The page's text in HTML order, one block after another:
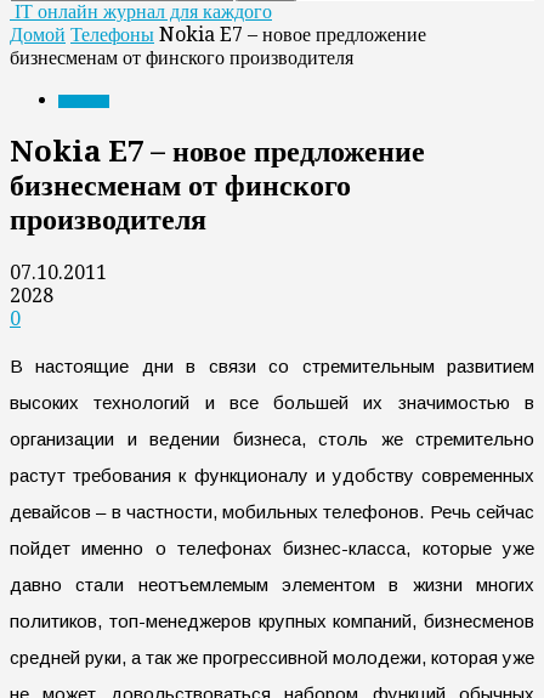
IT онлайн журнал для каждого
Домой Телефоны Nokia E7 – новое предложение
бизнесменам от финского производителя
Nokia E7 – новое предложение
бизнесменам от финского
производителя
07.10.2011
2028
0
В настоящие дни в связи со стремительным развитием
высоких технологий и все большей их значимостью в
организации и ведении бизнеса, столь же стремительно
растут требования к функционалу и удобству современных
девайсов – в частности, мобильных телефонов. Речь сейчас
пойдет именно о телефонах бизнес-класса, которые уже
давно стали неотъемлемым элементом в жизни многих
политиков, топ-менеджеров крупных компаний, бизнесменов
средней руки, а так же прогрессивной молодежи, которая уже
не может довольствоваться набором функций обычных